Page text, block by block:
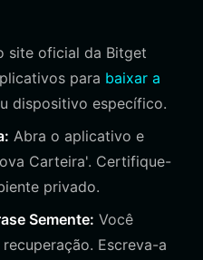
site oficial da Bitget
para baixar a
dispositivo específico.
Abra o aplicativo e
Carteira'. Certifique-
privado.
Semente: Você
Escreva-a